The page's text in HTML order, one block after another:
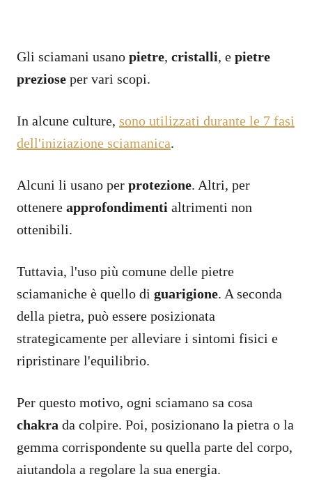
Gli sciamani usano pietre, cristalli, e pietre
preziose per vari scopi.
In alcune culture, sono utilizzati durante le 7 fasi
dell'iniziazione sciamanica.
Alcuni li usano per protezione. Altri, per
ottenere approfondimenti altrimenti non
ottenibili.
Tuttavia, l'uso più comune delle pietre
sciamaniche è quello di guarigione. A seconda
della pietra, può essere posizionata
strategicamente per alleviare i sintomi fisici e
ripristinare l'equilibrio.
Per questo motivo, ogni sciamano sa cosa
chakra da colpire. Poi, posizionano la pietra o la
gemma corrispondente su quella parte del corpo,
aiutandola a regolare la sua energia.